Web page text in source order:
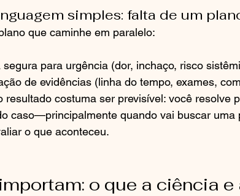
simples: falta de um
que caminhe em paralelo:
segura para urgência (dor, inchaço, risco
de evidências (linha do tempo, exames,
resultado costuma ser previsível: você resolve
caso—principalmente quando vai buscar uma
o que aconteceu.
o que a ciência